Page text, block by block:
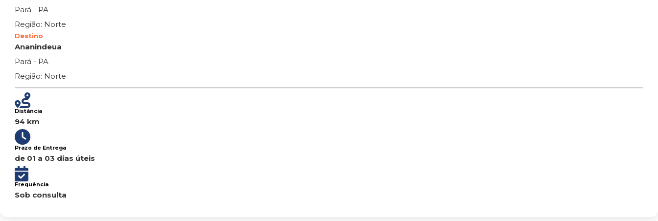
Pará - PA
Região: Norte
Destino
Ananindeua
Pará - PA
Região: Norte
Distância
94 km
Prazo de Entrega
de 01 a 03 dias úteis
Frequência
Sob consulta